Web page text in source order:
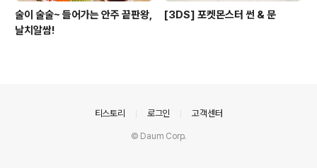
술이 술술~ 들어가는 안주 끝판왕,
날치알쌈!
[3DS] 포켓몬스터 썬 & 문
티스토리 로그인 고객센터
© Daum Corp.